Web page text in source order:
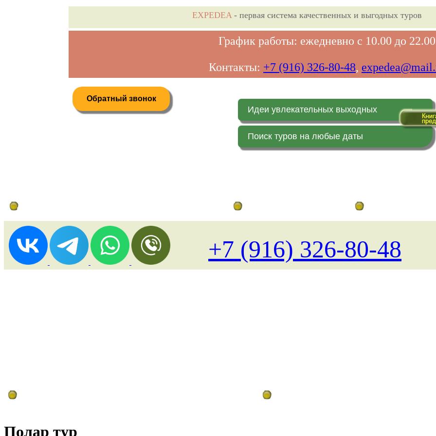
EXPEDEA- первая система качественных и выгодных туров
График работы: ежедневно с 10.00 до 22.00
Контакты: +7 (916) 326-80-48,
Обратный звонок
Идеи увлекательных выходных
Поиск туров на любые даты
Дистанционное бронирование туров
+7 (916) 326-80-48
Полар тур